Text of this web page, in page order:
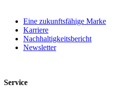
Eine zukunftsfähige Marke
Karriere
Nachhaltigkeitsbericht
Newsletter
Service